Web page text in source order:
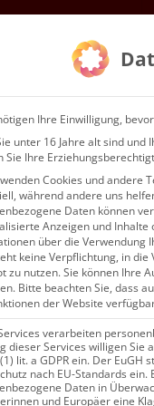
և միջոցառումներ
Ihre Einwilligung,
unter 16 Jahre alt sind
Sie Ihre
Cookies und andere
während andere uns
Daten können
Anzeigen und
über die Verwendung
keine Verpflichtung, in
zu nutzen.Sie können Ihre
Bitte beachten Sie, dass
der Website
verarbeiten
dieser Services willigen Sie
lit. a GDPR ein. Der EuGH
nach EU-Standards
Daten in
und Europäer eine